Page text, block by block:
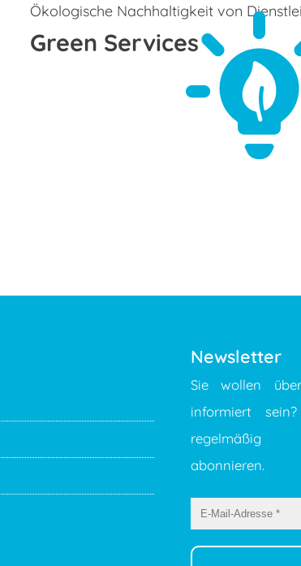
Green Services
Ökologische Nachhaltigkeit von
Newsletter
Sie wollen
informiert
regelmäßig
abonnieren.